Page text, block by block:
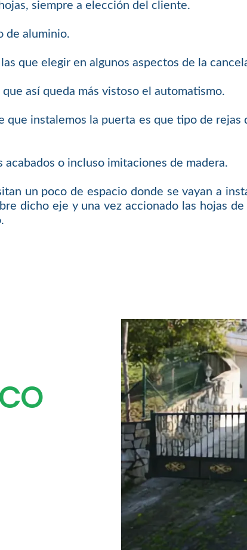
siempre a elección del cliente.
de aluminio.
que elegir en algunos aspectos de la
así queda más vistoso el automatismo.
instalemos la puerta es que tipo de rejas
o incluso imitaciones de madera.
un poco de espacio donde se vayan a
dicho eje y una vez accionado las hojas